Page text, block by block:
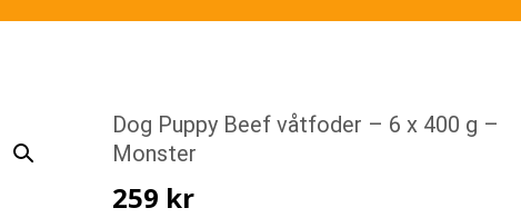
Dog Puppy Beef våtfoder – 6 x 400 g –
Monster
259 kr